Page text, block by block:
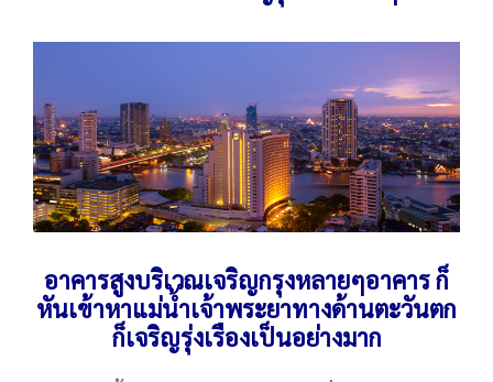
อาคารสูงบริเวณเจริญกรุงหลายๆอาคาร ก็
หันเข้าหาแม่น้ำเจ้าพระยาทางด้านตะวันตก
ก็เจริญรุ่งเรืองเป็นอย่างมาก